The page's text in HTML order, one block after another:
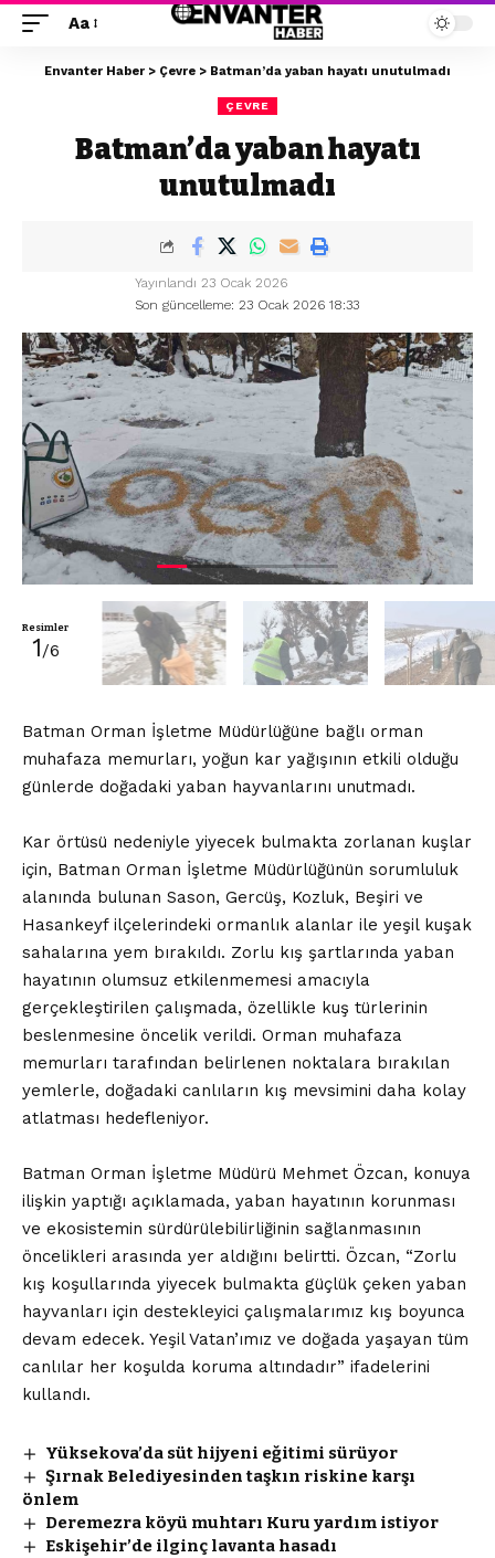
Aa
Envanter Haber > Çevre > Batman’da yaban hayatı unutulmadı
ÇEVRE
Batman’da yaban hayatı
unutulmadı
Son güncelleme: 23 Ocak 2026 18:33
Yayınlandı 23 Ocak 2026
Resimler
1/6
Batman Orman İşletme Müdürlüğüne bağlı orman
muhafaza memurları, yoğun kar yağışının etkili olduğu
günlerde doğadaki yaban hayvanlarını unutmadı.
Kar örtüsü nedeniyle yiyecek bulmakta zorlanan kuşlar
için, Batman Orman İşletme Müdürlüğünün sorumluluk
alanında bulunan Sason, Gercüş, Kozluk, Beşiri ve
Hasankeyf ilçelerindeki ormanlık alanlar ile yeşil kuşak
sahalarına yem bırakıldı. Zorlu kış şartlarında yaban
hayatının olumsuz etkilenmemesi amacıyla
gerçekleştirilen çalışmada, özellikle kuş türlerinin
beslenmesine öncelik verildi. Orman muhafaza
memurları tarafından belirlenen noktalara bırakılan
yemlerle, doğadaki canlıların kış mevsimini daha kolay
atlatması hedefleniyor.
Batman Orman İşletme Müdürü Mehmet Özcan, konuya
ilişkin yaptığı açıklamada, yaban hayatının korunması
ve ekosistemin sürdürülebilirliğinin sağlanmasının
öncelikleri arasında yer aldığını belirtti. Özcan, “Zorlu
kış koşullarında yiyecek bulmakta güçlük çeken yaban
hayvanları için destekleyici çalışmalarımız kış boyunca
devam edecek. Yeşil Vatan’ımız ve doğada yaşayan tüm
canlılar her koşulda koruma altındadır” ifadelerini
kullandı.
Yüksekova’da süt hijyeni eğitimi sürüyor
Şırnak Belediyesinden taşkın riskine karşı
önlem
Deremezra köyü muhtarı Kuru yardım istiyor
Eskişehir’de ilginç lavanta hasadı